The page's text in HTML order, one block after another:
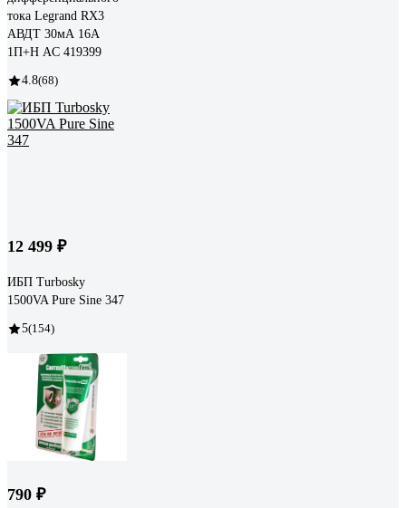
тока Legrand RX3
АВДТ 30мА 16А
1П+Н AC 419399
4.8(68)
12 499 ₽
ИБП Turbosky
1500VA Pure Sine 347
5(154)
790 ₽